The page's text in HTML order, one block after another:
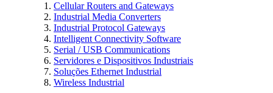
Cellular Routers and Gateways
Industrial Media Converters
Industrial Protocol Gateways
Intelligent Connectivity Software
Serial / USB Communications
Servidores e Dispositivos Industriais
Soluções Ethernet Industrial
Wireless Industrial